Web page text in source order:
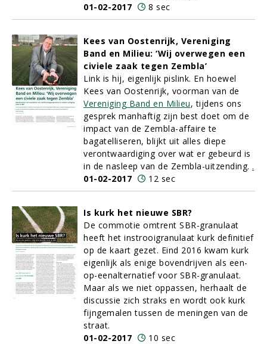
01-02-2017
8 sec
Kees van Oostenrijk, Vereniging
Band en Milieu: ‘Wij overwegen een
civiele zaak tegen Zembla’
Link is hij, eigenlijk pislink. En hoewel
Kees van Oostenrijk, voorman van de
Vereniging Band en Milieu, tijdens ons
gesprek manhaftig zijn best doet om de
impact van de Zembla-affaire te
bagatelliseren, blijkt uit alles diepe
verontwaardiging over wat er gebeurd is
in de nasleep van de Zembla-uitzending. .
01-02-2017
12 sec
Is kurk het nieuwe SBR?
De commotie omtrent SBR-granulaat
heeft het instrooigranulaat kurk definitief
op de kaart gezet. Eind 2016 kwam kurk
eigenlijk als enige bovendrijven als een-
op-eenalternatief voor SBR-granulaat.
Maar als we niet oppassen, herhaalt de
discussie zich straks en wordt ook kurk
fijngemalen tussen de meningen van de
straat.
01-02-2017
10 sec